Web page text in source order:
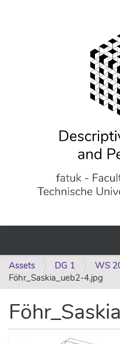
Assets DG 1
WS
Föhr_Saskia_ueb2-4.jpg